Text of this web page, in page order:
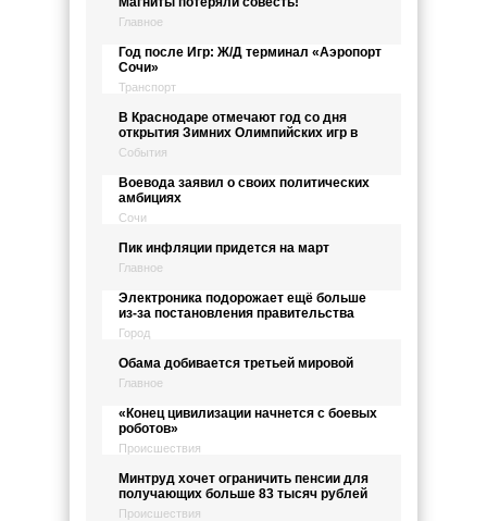
Главное
Год после Игр: Ж/Д терминал «Аэропорт
Сочи»
Транспорт
В Краснодаре отмечают год со дня
открытия Зимних Олимпийских игр в
События
Воевода заявил о своих политических
амбициях
Сочи
Пик инфляции придется на март
Главное
Электроника подорожает ещё больше
из-за постановления правительства
Город
Обама добивается третьей мировой
Главное
«Конец цивилизации начнется с боевых
роботов»
Происшествия
Минтруд хочет ограничить пенсии для
получающих больше 83 тысяч рублей
Происшествия